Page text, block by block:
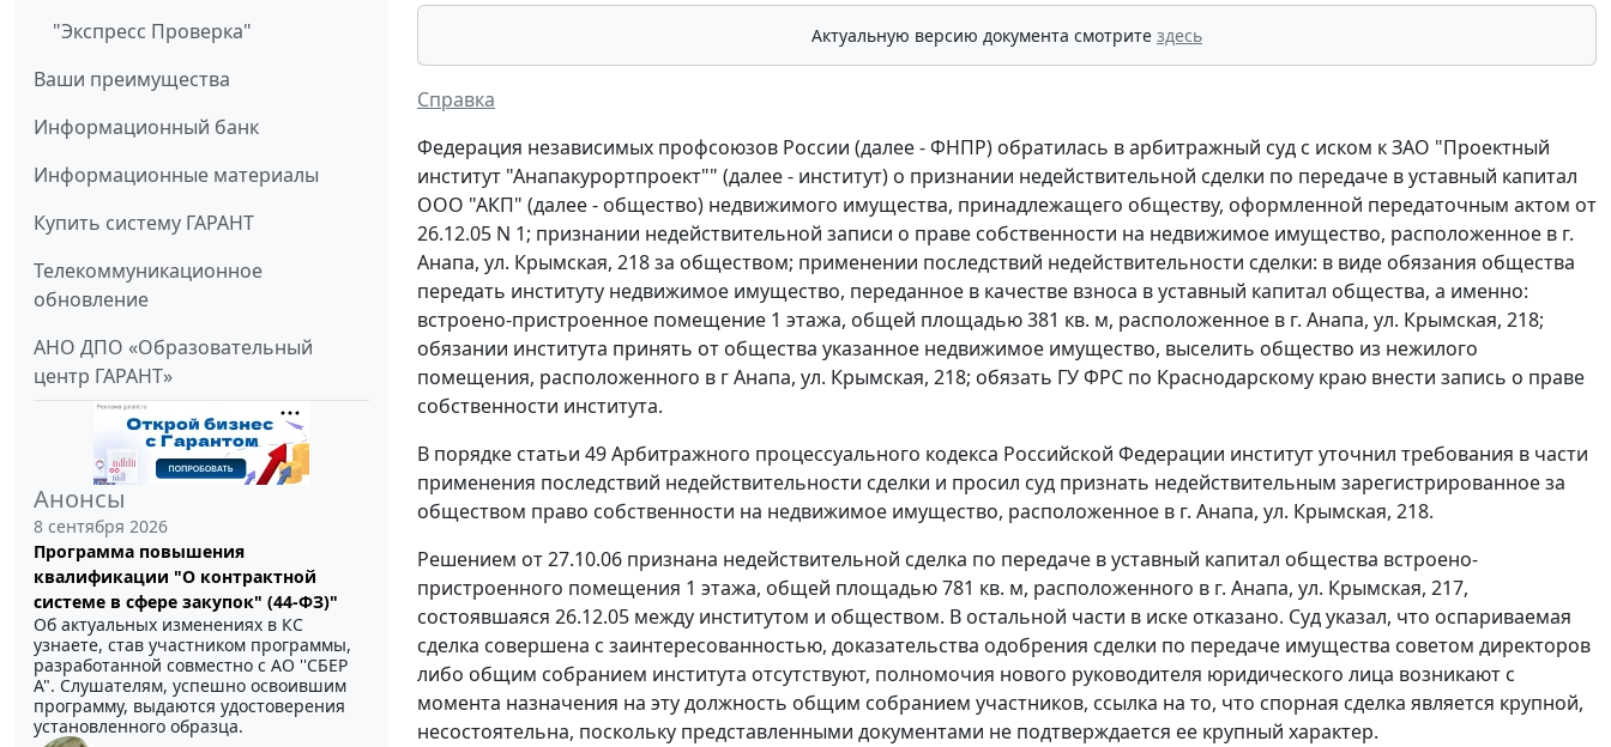
"Экспресс Проверка"
Ваши преимущества
Информационный банк
Информационные материалы
Купить систему ГАРАНТ
Телекоммуникационное
обновление
АНО ДПО «Образовательный
центр ГАРАНТ»
Анонсы
8 сентября 2026
Программа повышения
квалификации "О контрактной
системе в сфере закупок" (44-ФЗ)"
Об актуальных изменениях в КС
узнаете, став участником программы,
разработанной совместно с АО ''СБЕР
А". Слушателям, успешно освоившим
программу, выдаются удостоверения
установленного образца.
Актуальную версию документа смотрите здесь
Справка
Федерация независимых профсоюзов России (далее - ФНПР) обратилась в арбитражный суд с иском к ЗАО "Проектный
институт "Анапакурортпроект"" (далее - институт) о признании недействительной сделки по передаче в уставный капитал
ООО "АКП" (далее - общество) недвижимого имущества, принадлежащего обществу, оформленной передаточным актом от
26.12.05 N 1; признании недействительной записи о праве собственности на недвижимое имущество, расположенное в г.
Анапа, ул. Крымская, 218 за обществом; применении последствий недействительности сделки: в виде обязания общества
передать институту недвижимое имущество, переданное в качестве взноса в уставный капитал общества, а именно:
встроено-пристроенное помещение 1 этажа, общей площадью 381 кв. м, расположенное в г. Анапа, ул. Крымская, 218;
обязании института принять от общества указанное недвижимое имущество, выселить общество из нежилого
помещения, расположенного в г Анапа, ул. Крымская, 218; обязать ГУ ФРС по Краснодарскому краю внести запись о праве
собственности института.
В порядке статьи 49 Арбитражного процессуального кодекса Российской Федерации институт уточнил требования в части
применения последствий недействительности сделки и просил суд признать недействительным зарегистрированное за
обществом право собственности на недвижимое имущество, расположенное в г. Анапа, ул. Крымская, 218.
Решением от 27.10.06 признана недействительной сделка по передаче в уставный капитал общества встроено-
пристроенного помещения 1 этажа, общей площадью 781 кв. м, расположенного в г. Анапа, ул. Крымская, 217,
состоявшаяся 26.12.05 между институтом и обществом. В остальной части в иске отказано. Суд указал, что оспариваемая
сделка совершена с заинтересованностью, доказательства одобрения сделки по передаче имущества советом директоров
либо общим собранием института отсутствуют, полномочия нового руководителя юридического лица возникают с
момента назначения на эту должность общим собранием участников, ссылка на то, что спорная сделка является крупной,
несостоятельна, поскольку представленными документами не подтверждается ее крупный характер.